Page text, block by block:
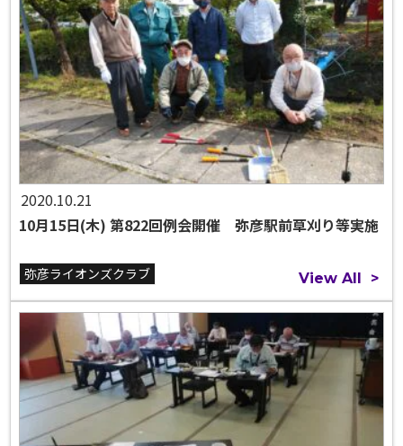
2020.10.21
10月15日(木) 第822回例会開催 弥彦駅前草刈り等実施
弥彦ライオンズクラブ View All >